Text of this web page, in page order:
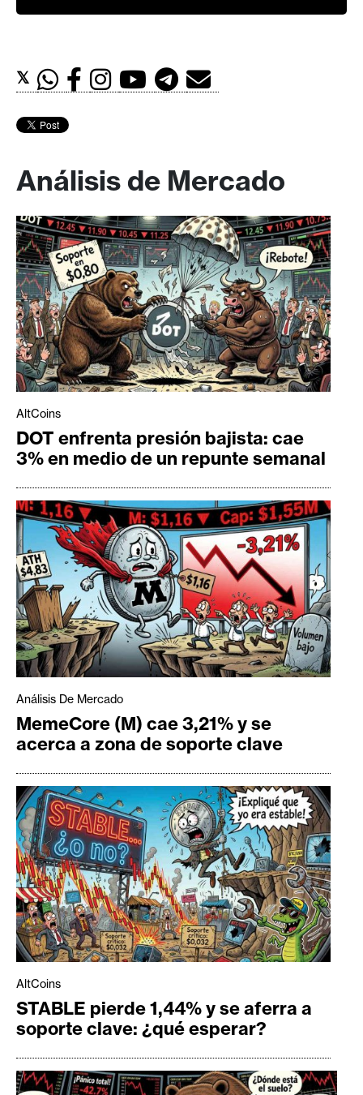
𝕏
Análisis de Mercado
AltCoins
DOT enfrenta presión bajista: cae
3% en medio de un repunte semanal
Análisis De Mercado
MemeCore (M) cae 3,21% y se
acerca a zona de soporte clave
AltCoins
STABLE pierde 1,44% y se aferra a
soporte clave: ¿qué esperar?